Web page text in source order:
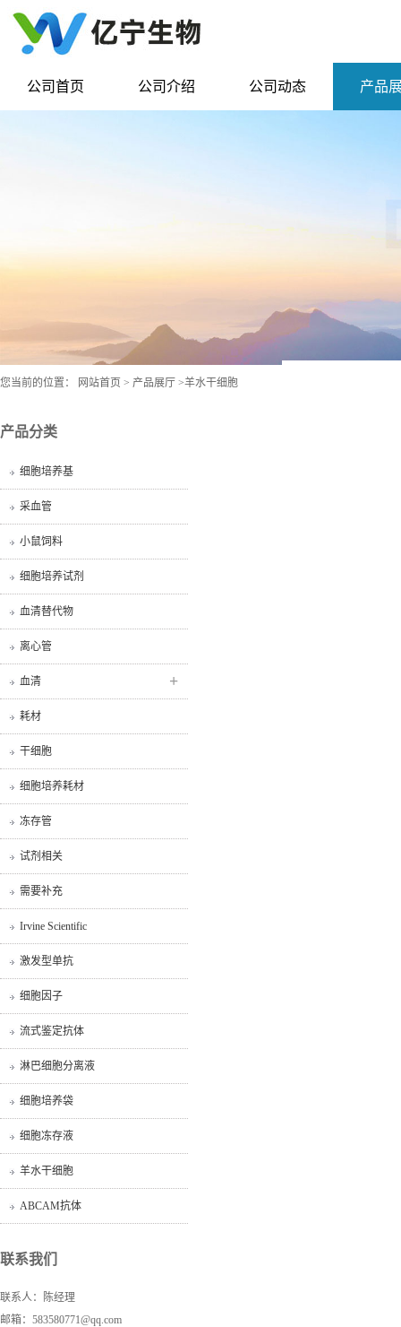
公司首页 公司介绍 公司动态 产品
您当前的位置： 网站首页 > 产品展厅 >羊水干细胞
产品分类
细胞培养基
采血管
小鼠饲料
细胞培养试剂
血清替代物
离心管
血清 +
耗材
干细胞
细胞培养耗材
冻存管
试剂相关
需要补充
Irvine Scientific
激发型单抗
细胞因子
流式鉴定抗体
淋巴细胞分离液
细胞培养袋
细胞冻存液
羊水干细胞
ABCAM抗体
联系我们
联系人：陈经理
邮箱：583580771@qq.com